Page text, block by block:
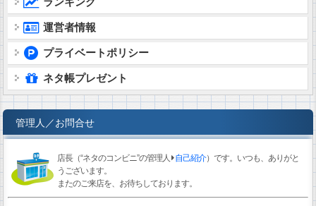
ランキング
運営者情報
プライベートポリシー
ネタ帳プレゼント
管理人／お問合せ
店長（“ネタのコンビニ”の管理人 自己紹介）です。いつも、ありがと
うございます。
またのご来店を、お待ちしております。